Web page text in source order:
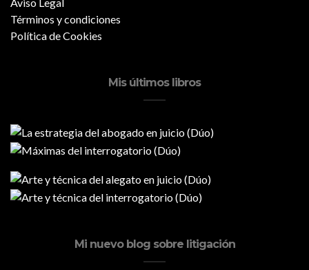
Términos y condiciones
Política de Cookies
Mis últimos libros
Mi nuevo blog sobre litigación